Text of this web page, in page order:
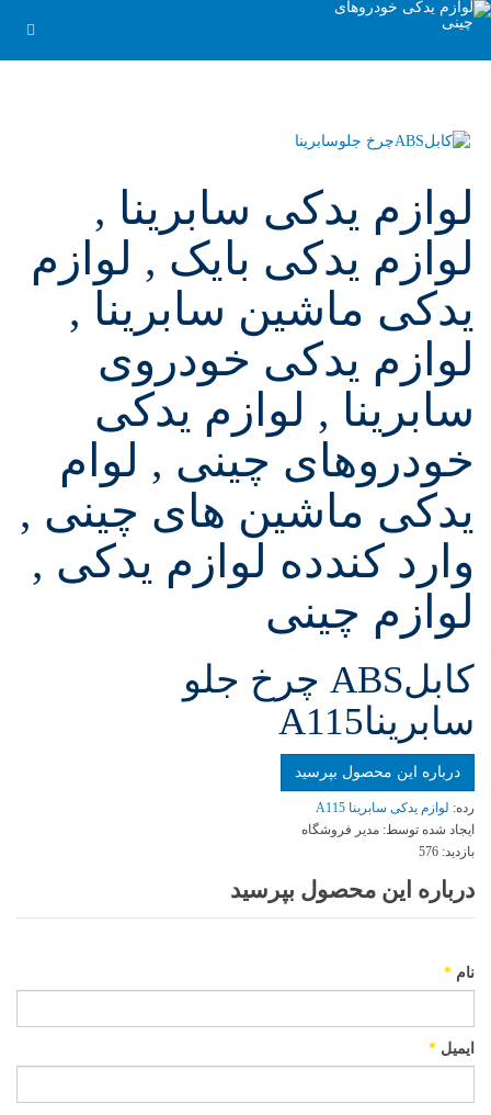
لوازم یدکی سابرینا ,
لوازم یدکی بایک , لوازم
یدکی ماشین سابرینا ,
لوازم یدکی خودروی
سابرینا , لوازم یدکی
خودروهای چینی , لوام
یدکی ماشین های چینی ,
وارد کندده لوازم یدکی ,
لوازم چینی
کابلABS چرخ جلو
سابریناA115
درباره این محصول بپرسید
رده: لوازم یدکی سابرینا A115
ایجاد شده توسط: مدیر فروشگاه
بازدید: 576
درباره این محصول بپرسید
نام *
ایمیل *